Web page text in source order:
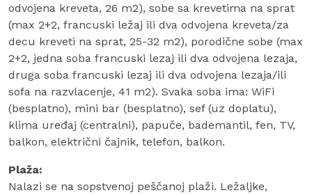
odvojena kreveta, 26 m2), sobe sa krevetima na sprat
(max 2+2, francuski ležaj ili dva odvojena kreveta/za
decu kreveti na sprat, 25-32 m2), porodične sobe (max
2+2, jedna soba francuski lezaj ili dva odvojena lezaja,
druga soba francuski lezaj ili dva odvojena lezaja/ili
sofa na razvlacenje, 41 m2). Svaka soba ima: WiFi
(besplatno), mini bar (besplatno), sef (uz doplatu),
klima uređaj (centralni), papuče, bademantil, fen, TV,
balkon, električni čajnik, telefon, balkon.
Plaža:
Nalazi se na sopstvenoj peščanoj plaži. Ležaljke,